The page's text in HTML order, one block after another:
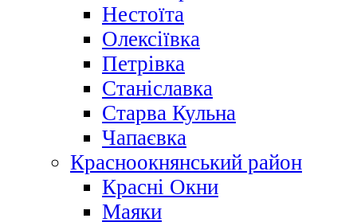
Нестоїта
Олексіївка
Петрівка
Станіславка
Старва Кульна
Чапаєвка
Красноокнянський район
Красні Окни
Маяки